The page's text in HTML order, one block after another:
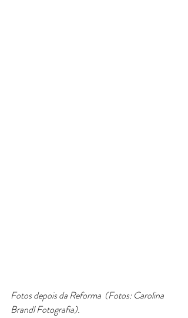
Fotos depois da Reforma  (Fotos: Carolina
Brandl Fotografia).